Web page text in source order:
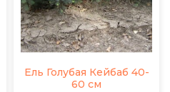
Ель Голубая Кейбаб 40-
60 см